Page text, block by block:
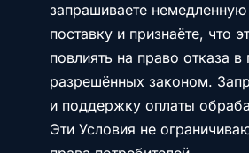
запрашиваете
поставку и признаёте, что
повлиять на право отказа в
разрешённых законом.
и поддержку оплаты
Эти Условия не